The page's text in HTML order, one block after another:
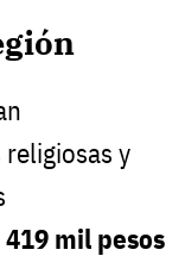
y
419 mil pesos